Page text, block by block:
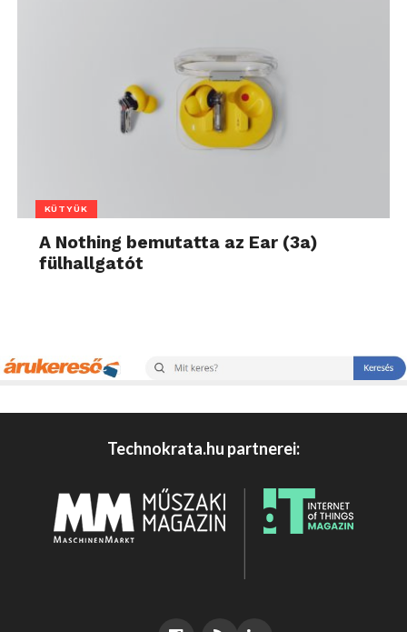
KÜTYÜK
A Nothing bemutatta az Ear (3a)
fülhallgatót
Technokrata.hu partnerei: